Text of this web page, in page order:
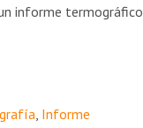
informe termográfico
Informe